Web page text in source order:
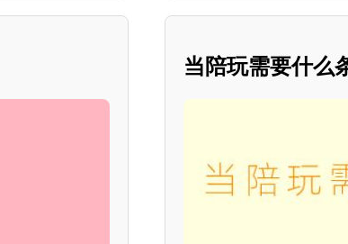
当陪玩需要什么